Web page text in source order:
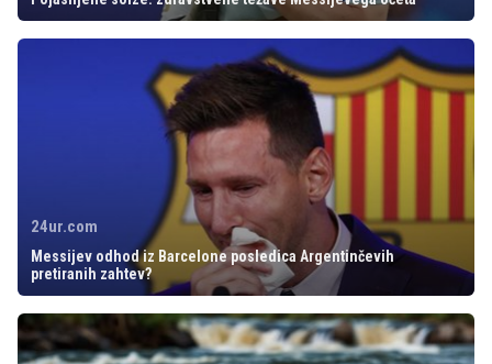
24ur.com
Messijev odhod iz Barcelone posledica Argentinčevih
pretiranih zahtev?